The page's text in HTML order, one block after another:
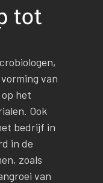
tot
van
het
Ook
bedrijf in
in de
zoals
van